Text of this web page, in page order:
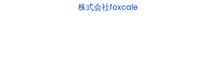
株式会社foxcale